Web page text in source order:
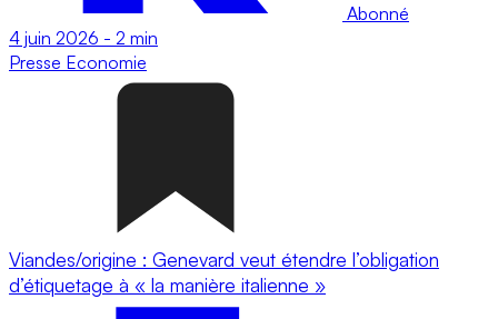
Abonné
4 juin 2026 - 2 min
Presse Economie
Viandes/origine : Genevard veut étendre l’obligation
d’étiquetage à « la manière italienne »